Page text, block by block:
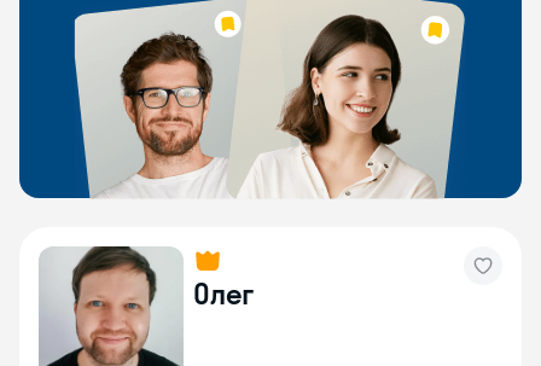
Олег